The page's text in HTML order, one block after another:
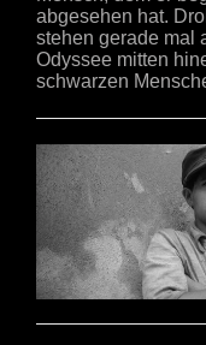
abgesehen hat.
stehen gerade mal
Odyssee mitten
schwarzen